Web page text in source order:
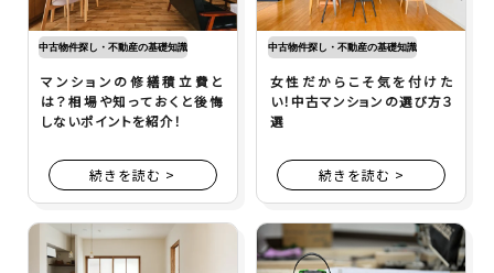
中古物件探し・不動産の基礎知識
マンションの修繕積立費と
は？相場や知っておくと後悔
しないポイントを紹介！
続きを読む >
中古物件探し・不動産の基礎知識
女性だからこそ気を付けた
い！中古マンションの選び方３
選
続きを読む >